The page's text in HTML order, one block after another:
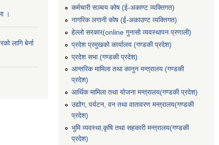
।
लागि बेर्ना
कर्मचारी सञ्‍चय कोष (ई‍-अकाण्ट व्यक्तिगत)
नागरिक लगानी कोष (ई-अकाउण्ट व्यक्तिगत)
हेल्लो सरकार(online गुनासो व्यवस्थापन प्रणाली)
प्रदेश प्रमुखको कार्यालय (गण्डकी प्रदेश)
प्रदेश सभा (गण्डकी प्रदेश)
आन्तरिक मामिला तथा कानुन मन्त्रालय (गण्डकी
प्रदेश)
आर्थिक मामिला तथा योजना मन्त्रालय(गण्डकी प्रदेश)
उद्योग, पर्यटन, वन तथा वातावरण मन्त्रालय(गण्डकी
प्रदेश)
भुमि व्यवस्था,कृषि तथा सहकारी मन्त्रालय(गण्डकी
प्रदेश)